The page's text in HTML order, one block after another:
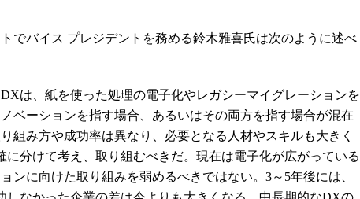
でバイス プレジデントを務める鈴木雅喜氏は次のように述べ
は、紙を使った処理の電子化やレガシーマイグレーションを
ベーションを指す場合、あるいはその両方を指す場合が混在
組み方や成功率は異なり、必要となる人材やスキルも大きく
に分けて考え、取り組むべきだ。現在は電子化が広がっている
ンに向けた取り組みを弱めるべきではない。3～5年後には、